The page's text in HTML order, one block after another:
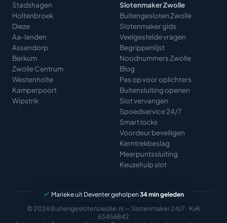
Stadshagen
Holtenbroek
Dieze
Aa-landen
Assendorp
Berkum
Zwolle Centrum
Westenholte
Kamperpoort
Wipstrik
Slotenmaker Zwolle
Buitengesloten Zwolle
Slotenmaker gids
Veelgestelde vragen
Begrippenlijst
Noodnummers Zwolle
Blog
Pas op voor oplichters
Buitensluiting openen
Slot vervangen
Spoedservice 24/7
Smart locks
Voordeur beveiligen
Kerntrekbeslag
Meerpuntssluiting
Keuzehulp slot
© 2026 Buitengeslotenzwolle.nl — Slotenmaker 24/7 · KvK
63456842
Marieke uit Deventer geholpen 34 min geleden